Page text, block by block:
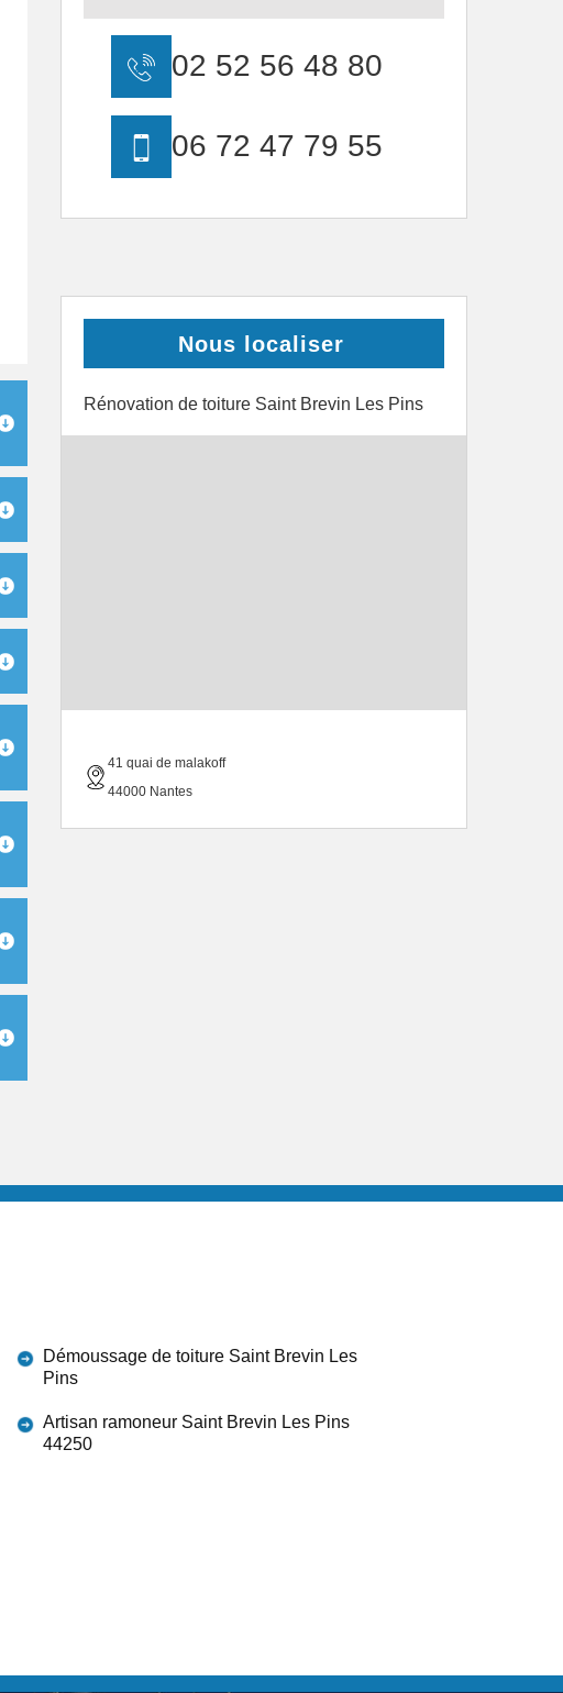
02 52 56 48 80
06 72 47 79 55
Nous localiser
Rénovation de toiture Saint Brevin Les Pins
41 quai de malakoff
44000 Nantes
Démoussage de toiture Saint Brevin Les
Pins
Artisan ramoneur Saint Brevin Les Pins
44250